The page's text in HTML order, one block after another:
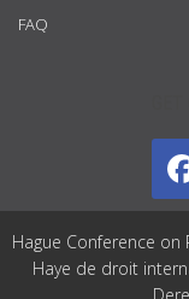
FAQ
Hague Conference on
Haye de droit